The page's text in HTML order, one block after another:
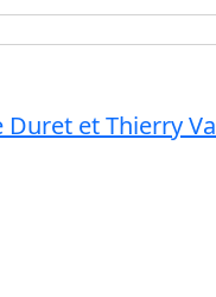
Duret et Thierry